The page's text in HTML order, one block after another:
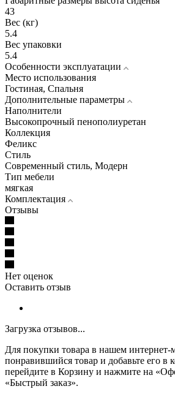
43
Вес (кг)
5.4
Вес упаковки
5.4
Особенности эксплуатации
Место использования
Гостиная, Спальня
Дополнительные параметры
Наполнители
Высокопрочный пенополиуретан
Коллекция
Феликс
Стиль
Современный стиль, Модерн
Тип мебели
мягкая
Комплектация
Отзывы
Нет оценок
Оставить отзыв
Загрузка отзывов...
Для покупки товара в нашем интернет-
понравившийся товар и добавьте его в
перейдите в Корзину и нажмите на
«Быстрый заказ».